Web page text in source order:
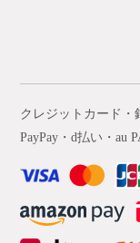
クレジットカード・
PayPay・d払い・au